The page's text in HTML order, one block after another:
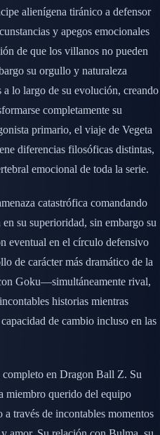
alienígena tiránico a defensor
y apegos emocionales
de que los villanos no pueden
su orgullo y naturaleza
a lo largo de su evolución, creando
completamente su
primario, el viaje de Vegeta
diferencias filosóficas distintas,
emocional de toda la serie.
catastrófica comandando
su superioridad, sin embargo su
eventual en el círculo defensivo
de carácter más dramático de la
Goku—simultáneamente rival,
historias mientras
de cambio incluso en las
completo en Dragon Ball Z. Su
miembro querido del equipo
través de incontables momentos